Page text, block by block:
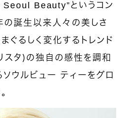
Beauty”というコン
の誕生以来人々の美しさ
ぐるしく変化するトレンド
スタ）の独自の感性を調和
ウルビュー ティーをグロ